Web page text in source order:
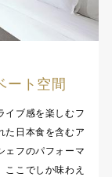
ート空間
イブ感を楽しむフ
た日本食を含むア
ェフのパフォーマ
ここでしか味わえ